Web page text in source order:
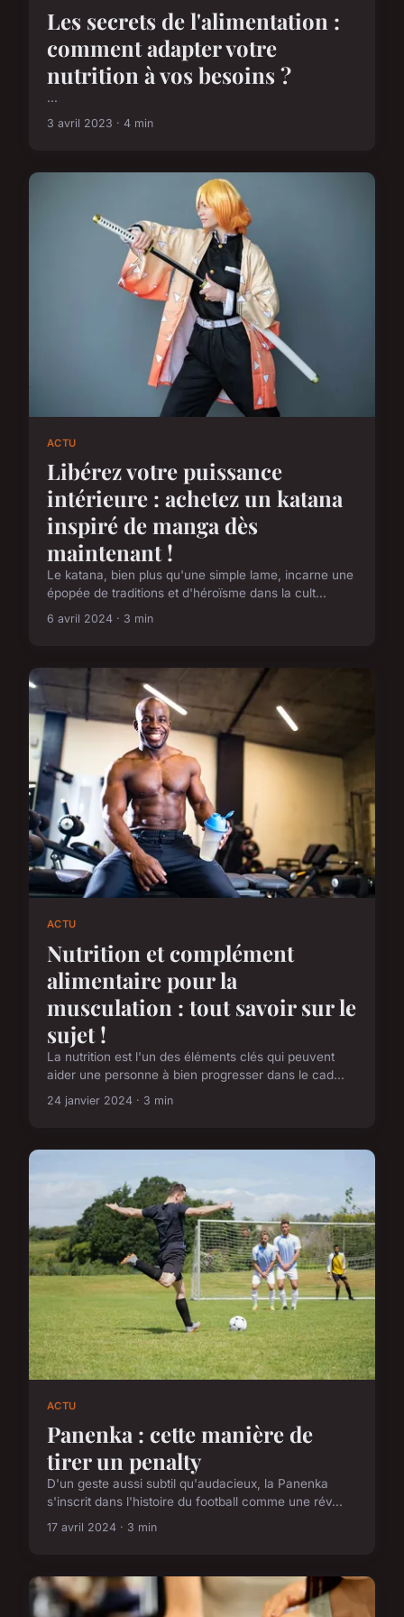
Les secrets de l'alimentation :
comment adapter votre
nutrition à vos besoins ?
...
3 avril 2023 · 4 min
ACTU
Libérez votre puissance
intérieure : achetez un katana
inspiré de manga dès
maintenant !
Le katana, bien plus qu'une simple lame, incarne une
épopée de traditions et d'héroïsme dans la cult...
6 avril 2024 · 3 min
ACTU
Nutrition et complément
alimentaire pour la
musculation : tout savoir sur le
sujet !
La nutrition est l'un des éléments clés qui peuvent
aider une personne à bien progresser dans le cad...
24 janvier 2024 · 3 min
ACTU
Panenka : cette manière de
tirer un penalty
D'un geste aussi subtil qu'audacieux, la Panenka
s'inscrit dans l'histoire du football comme une rév...
17 avril 2024 · 3 min